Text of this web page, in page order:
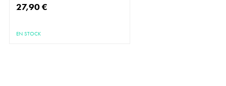
27,90 €
EN STOCK